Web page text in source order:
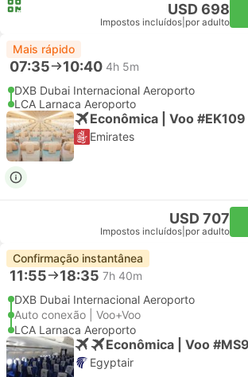
USD 698
Impostos incluídos por adulto
Mais rápido
07:35 10:40 4h 5m
DXB Dubai Internacional Aeroporto
LCA Larnaca Aeroporto
Econômica | Voo #EK109
Emirates
USD 707
Impostos incluídos por adulto
Confirmação instantânea
11:55 18:35 7h 40m
DXB Dubai Internacional Aeroporto
Auto conexão | Voo+Voo
LCA Larnaca Aeroporto
Econômica | Voo
Egyptair